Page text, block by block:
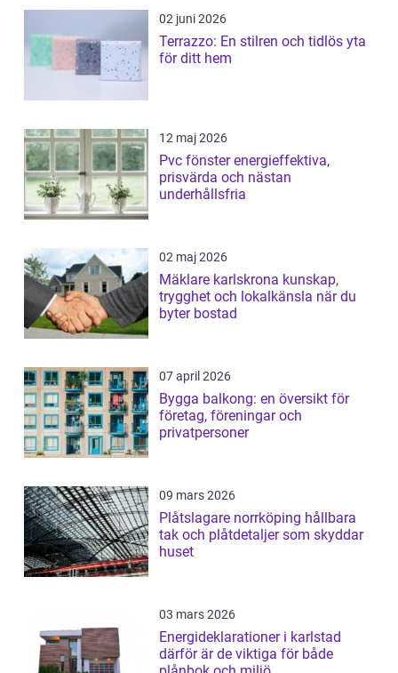
02 juni 2026
Terrazzo: En stilren och tidlös yta
för ditt hem
12 maj 2026
Pvc fönster energieffektiva,
prisvärda och nästan
underhållsfria
02 maj 2026
Mäklare karlskrona kunskap,
trygghet och lokalkänsla när du
byter bostad
07 april 2026
Bygga balkong: en översikt för
företag, föreningar och
privatpersoner
09 mars 2026
Plåtslagare norrköping hållbara
tak och plåtdetaljer som skyddar
huset
03 mars 2026
Energideklarationer i karlstad
därför är de viktiga för både